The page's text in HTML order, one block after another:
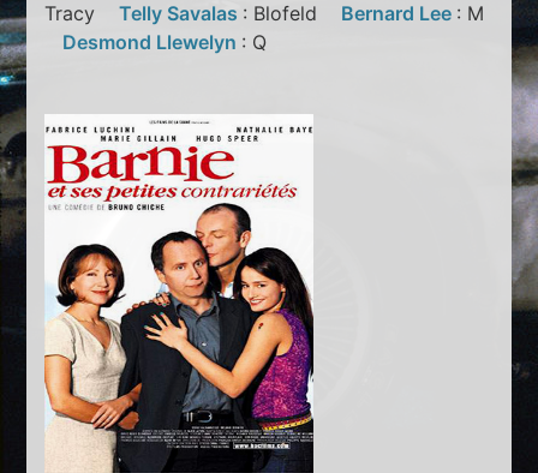
TracyTelly Savalas : Blofeld Bernard Lee : M
Desmond Llewelyn : Q